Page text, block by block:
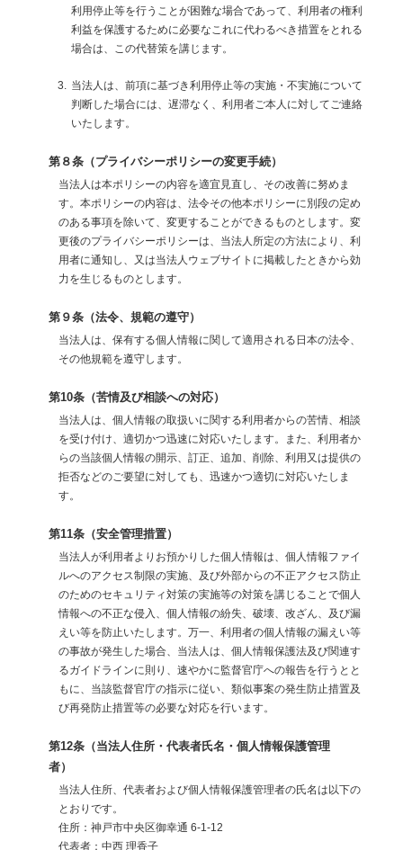
利用停止等を行うことが困難な場合であって、利用者の権利
利益を保護するために必要なこれに代わるべき措置をとれる
場合は、この代替策を講じます。
当法人は、前項に基づき利用停止等の実施・不実施について
判断した場合には、遅滞なく、利用者ご本人に対してご連絡
いたします。
第８条（プライバシーポリシーの変更手続）
当法人は本ポリシーの内容を適宜見直し、その改善に努めま
す。本ポリシーの内容は、法令その他本ポリシーに別段の定め
のある事項を除いて、変更することができるものとします。変
更後のプライバシーポリシーは、当法人所定の方法により、利
用者に通知し、又は当法人ウェブサイトに掲載したときから効
力を生じるものとします。
第９条（法令、規範の遵守）
当法人は、保有する個人情報に関して適用される日本の法令、
その他規範を遵守します。
第10条（苦情及び相談への対応）
当法人は、個人情報の取扱いに関する利用者からの苦情、相談
を受け付け、適切かつ迅速に対応いたします。また、利用者か
らの当該個人情報の開示、訂正、追加、削除、利用又は提供の
拒否などのご要望に対しても、迅速かつ適切に対応いたしま
す。
第11条（安全管理措置）
当法人が利用者よりお預かりした個人情報は、個人情報ファイ
ルへのアクセス制限の実施、及び外部からの不正アクセス防止
のためのセキュリティ対策の実施等の対策を講じることで個人
情報への不正な侵入、個人情報の紛失、破壊、改ざん、及び漏
えい等を防止いたします。万一、利用者の個人情報の漏えい等
の事故が発生した場合、当法人は、個人情報保護法及び関連す
るガイドラインに則り、速やかに監督官庁への報告を行うとと
もに、当該監督官庁の指示に従い、類似事案の発生防止措置及
び再発防止措置等の必要な対応を行います。
第12条（当法人住所・代表者氏名・個人情報保護管理
者）
当法人住所、代表者および個人情報保護管理者の氏名は以下の
とおりです。
住所：神戸市中央区御幸通 6-1-12
代表者：中西 理香子